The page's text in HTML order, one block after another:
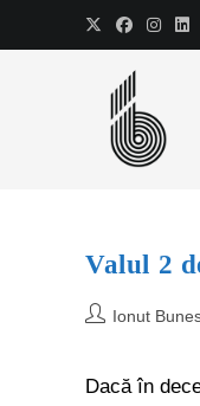
Valul 2
Ionut
Dacă în